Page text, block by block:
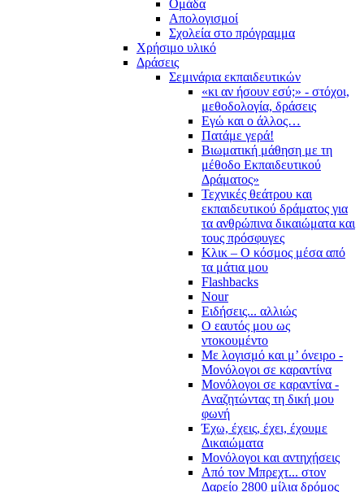
Ομάδα
Απολογισμοί
Σχολεία στο πρόγραμμα
Χρήσιμο υλικό
Δράσεις
Σεμινάρια εκπαιδευτικών
«κι αν ήσουν εσύ;» - στόχοι,
μεθοδολογία, δράσεις
Εγώ και ο άλλος…
Πατάμε γερά!
Βιωματική μάθηση με τη
μέθοδο Εκπαιδευτικού
Δράματος»
Τεχνικές θεάτρου και
εκπαιδευτικού δράματος για
τα ανθρώπινα δικαιώματα και
τους πρόσφυγες
Κλικ – Ο κόσμος μέσα από
τα μάτια μου
Flashbacks
Nour
Ειδήσεις... αλλιώς
Ο εαυτός μου ως
ντοκουμέντο
Με λογισμό και μ’ όνειρο -
Μονόλογοι σε καραντίνα
Μονόλογοι σε καραντίνα -
Αναζητώντας τη δική μου
φωνή
Έχω, έχεις, έχει, έχουμε
Δικαιώματα
Μονόλογοι και αντηχήσεις
Από τον Μπρεχτ... στον
Δαρείο 2800 μίλια δρόμος